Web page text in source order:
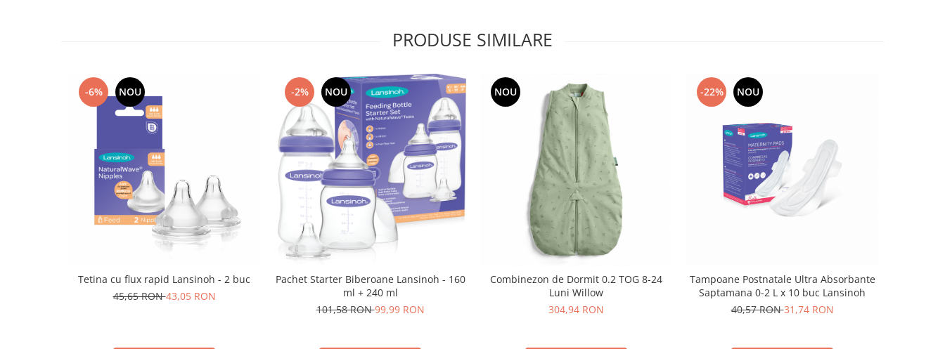
PRODUSE SIMILARE
-6% NOU
Tetina cu flux rapid Lansinoh - 2 buc
45,65 RON43,05 RON
-2% NOU
Pachet Starter Biberoane Lansinoh - 160
ml + 240 ml
101,58 RON99,99 RON
NOU
Combinezon de Dormit 0.2 TOG 8-24
Luni Willow
304,94 RON
-22% NOU
Tampoane Postnatale Ultra Absorbante
Saptamana 0-2 L x 10 buc Lansinoh
40,57 RON31,74 RON